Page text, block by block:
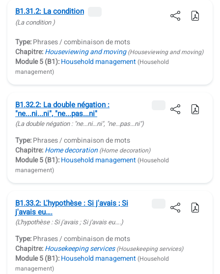
B1.31.2: La condition
(La condition )
Type:Phrases / combinaison de mots
Chapitre:Houseviewing and moving (Houseviewing and moving)
Module 5 (B1):Household management (Household
management)
B1.32.2: La double négation :
"ne...ni...ni", "ne...pas...ni"
(La double négation : "ne...ni...ni", "ne...pas...ni")
Type:Phrases / combinaison de mots
Chapitre:Home decoration (Home decoration)
Module 5 (B1):Household management (Household
management)
B1.33.2: L'hypothèse : Si j'avais ; Si
j'avais eu….
(L'hypothèse :Si j'avais ; Si j'avais eu….)
Type:Phrases / combinaison de mots
Chapitre:Housekeeping services (Housekeeping services)
Module 5 (B1):Household management (Household
management)